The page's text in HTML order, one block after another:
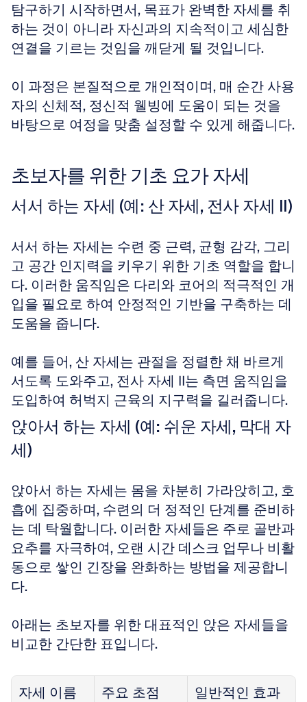
탐구하기 시작하면서, 목표가 완벽한 자세를 취
하는 것이 아니라 자신과의 지속적이고 세심한
연결을 기르는 것임을 깨닫게 될 것입니다.
이 과정은 본질적으로 개인적이며, 매 순간 사용
자의 신체적, 정신적 웰빙에 도움이 되는 것을
바탕으로 여정을 맞춤 설정할 수 있게 해줍니다.
초보자를 위한 기초 요가 자세
서서 하는 자세 (예: 산 자세, 전사 자세 II)
서서 하는 자세는 수련 중 근력, 균형 감각, 그리
고 공간 인지력을 키우기 위한 기초 역할을 합니
다. 이러한 움직임은 다리와 코어의 적극적인 개
입을 필요로 하여 안정적인 기반을 구축하는 데
도움을 줍니다.
예를 들어, 산 자세는 관절을 정렬한 채 바르게
서도록 도와주고, 전사 자세 II는 측면 움직임을
도입하여 허벅지 근육의 지구력을 길러줍니다.
앉아서 하는 자세 (예: 쉬운 자세, 막대 자
세)
앉아서 하는 자세는 몸을 차분히 가라앉히고, 호
흡에 집중하며, 수련의 더 정적인 단계를 준비하
는 데 탁월합니다. 이러한 자세들은 주로 골반과
요추를 자극하여, 오랜 시간 데스크 업무나 비활
동으로 쌓인 긴장을 완화하는 방법을 제공합니
다.
아래는 초보자를 위한 대표적인 앉은 자세들을
비교한 간단한 표입니다.
자세 이름 주요 초점
일반적인 효과